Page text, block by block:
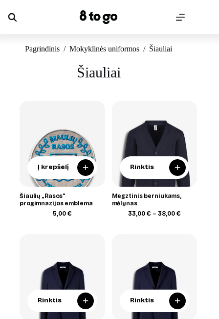
content
Pagrindinis / Mokyklinės uniformos / Šiauliai
Šiauliai
Į krepšelį +
Šiaulių „Rasos”
progimnazijos emblema
5,00 €
Rinktis +
Megztinis berniukams,
mėlynas
33,00 € – 38,00 €Price
Rinktis + Rinktis +